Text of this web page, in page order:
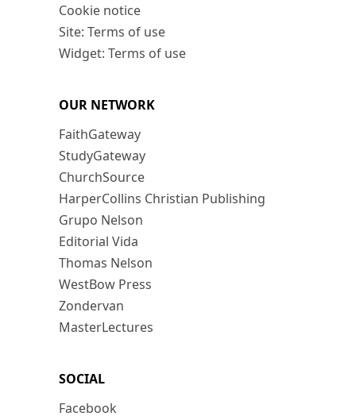
Cookie notice
Site: Terms of use
Widget: Terms of use
OUR NETWORK
FaithGateway
StudyGateway
ChurchSource
HarperCollins Christian Publishing
Grupo Nelson
Editorial Vida
Thomas Nelson
WestBow Press
Zondervan
MasterLectures
SOCIAL
Facebook